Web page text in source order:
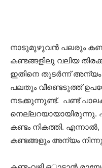
നാടുമുഴുവന്‍ പലരും
കണ്ടങ്ങളിലു വലിയ
ഇതിനെ തുടര്‍ന്ന് അന്യം
പലതും വീണ്ടെടുത്ത്
നടക്കുന്നുണ്ട്. പണ്ട്
നെല്ലറയായായിരുന്നു.
കണ്ടം നികത്തി.
കണ്ടങ്ങളും അന്യം